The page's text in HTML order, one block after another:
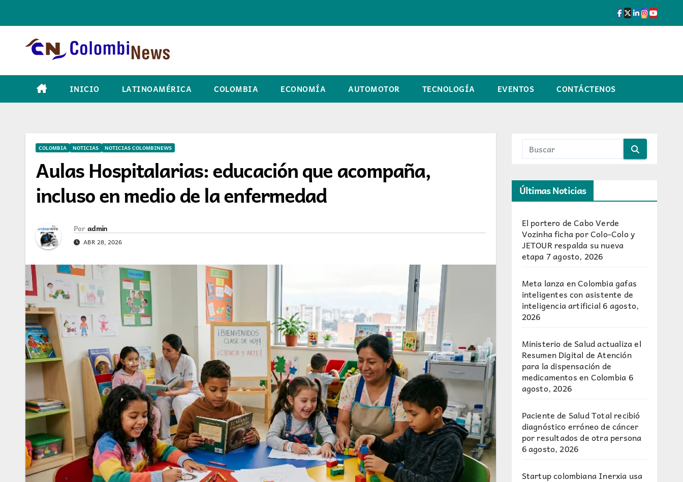
INICIO LATINOAMÉRICA COLOMBIA ECONOMÍA AUTOMOTOR TECNOLOGÍA EVENTOS CONTÁCTENOS
COLOMBIA NOTICIAS NOTICIAS COLOMBINEWS
Aulas Hospitalarias: educación que acompaña,
incluso en medio de la enfermedad
Por admin
ABR 28, 2026
Últimas Noticias
El portero de Cabo Verde
Vozinha ficha por Colo-Colo y
JETOUR respalda su nueva
etapa7 agosto, 2026
Meta lanza en Colombia gafas
inteligentes con asistente de
inteligencia artificial 6 agosto,
2026
Ministerio de Salud actualiza el
Resumen Digital de Atención
para la dispensación de
medicamentos en Colombia6
agosto, 2026
Paciente de Salud Total recibió
diagnóstico erróneo de cáncer
por resultados de otra persona
6 agosto, 2026
Startup colombiana Inerxia usa